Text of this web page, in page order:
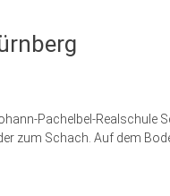
Pachelbel-Realschule
zum Schach. Auf dem